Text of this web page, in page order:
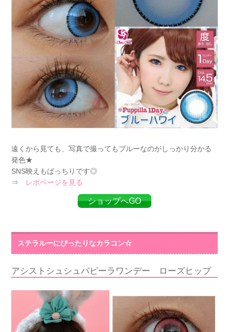
遠くから見ても、写真で撮ってもブルーなのがしっかり分かる
発色★
SNS映えもばっちりです◎
⇒ レポページを見る
ショップへGO
ステラルーにぴったりなカラコン☆
アシストシュシュパピーラワンデー ローズヒップ